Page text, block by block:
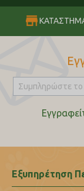
Εξυπηρέτηση